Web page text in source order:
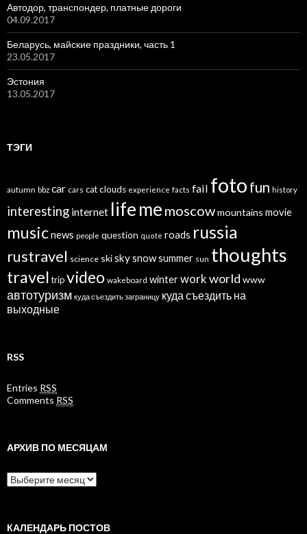
Автодор, транспондер, платные дороги
04.09.2017
Беларусь, майские праздники, часть 1
23.05.2017
Эстония
13.05.2017
ТЭГИ
autumn bbz car cars catclouds experience facts fail foto fun history
interesting internet lifeme moscowmountains movie
musicnews people question quote roads russia
rustravel science skiskysnowsummer sun thoughts
travel tripvideo wakeboard winterwork world www
автотуризм куда съездить заграницу куда съездить на
выходные
RSS
Entries RSS
Comments RSS
АРХИВ ПО МЕСЯЦАМ
Архив
по
КАЛЕНДАРЬ ПОСТОВ